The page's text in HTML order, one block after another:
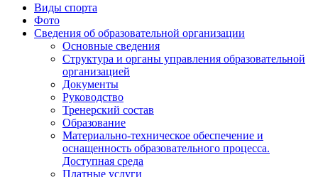
Виды спорта
Фото
Сведения об образовательной организации
Основные сведения
Структура и органы управления образовательной
организацией
Документы
Руководство
Тренерский состав
Образование
Материально-техническое обеспечение и
оснащенность образовательного процесса.
Доступная среда
Платные услуги